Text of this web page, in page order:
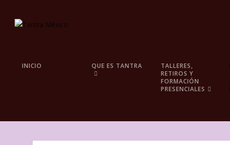
INICIO QUE ES TANTRA
TALLERES,
RETIROS Y
FORMACIÓN
PRESENCIALES